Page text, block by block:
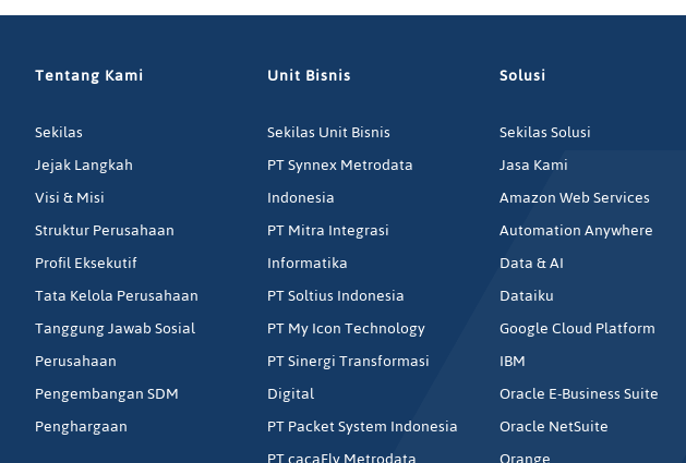
Tentang Kami
Sekilas
Jejak Langkah
Visi & Misi
Struktur Perusahaan
Profil Eksekutif
Tata Kelola Perusahaan
Tanggung Jawab Sosial
Perusahaan
Pengembangan SDM
Penghargaan
Unit Bisnis
Sekilas Unit Bisnis
PT Synnex Metrodata
Indonesia
PT Mitra Integrasi
Informatika
PT Soltius Indonesia
PT My Icon Technology
PT Sinergi Transformasi
Digital
PT Packet System Indonesia
Solusi
Sekilas Solusi
Jasa Kami
Amazon Web Services
Automation Anywhere
Data & AI
Dataiku
Google Cloud Platform
IBM
Oracle E-Business Suite
Oracle NetSuite